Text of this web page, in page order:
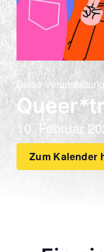
Diese
10. Februar
Zum Kalender